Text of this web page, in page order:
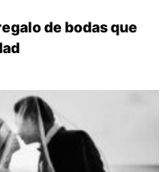
de bodas que